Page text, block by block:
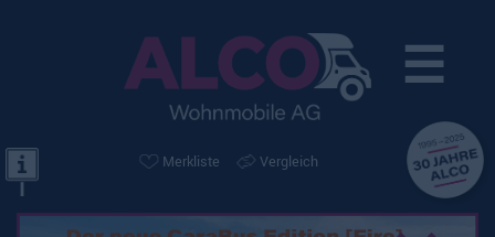
☰
Merkliste Vergleich